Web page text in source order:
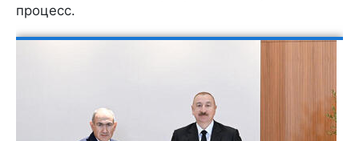
процесс.